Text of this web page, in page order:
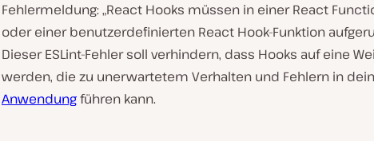
Fehlermeldung: „React Hooks müssen in einer React
oder einer benutzerdefinierten React Hook-Funktion
Dieser ESLint-Fehler soll verhindern, dass Hooks auf eine
werden, die zu unerwartetem Verhalten und Fehlern in
Anwendungführen kann.